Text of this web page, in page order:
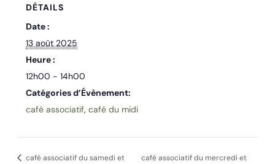
DÉTAILS
Date :
13 août 2025
Heure :
12h00 - 14h00
Catégories d’Évènement:
café associatif,café du midi
café associatif du samedi et
café associatif du mercredi et